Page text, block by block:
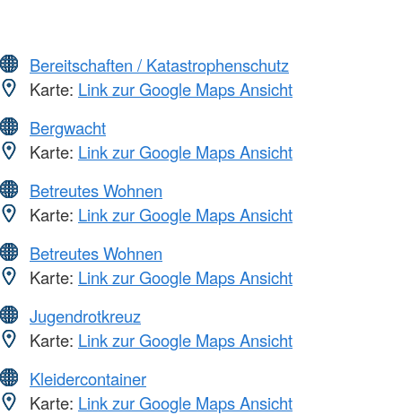
Bereitschaften / Katastrophenschutz
Karte: Link zur Google Maps Ansicht
Bergwacht
Karte: Link zur Google Maps Ansicht
Betreutes Wohnen
Karte: Link zur Google Maps Ansicht
Betreutes Wohnen
Karte: Link zur Google Maps Ansicht
Jugendrotkreuz
Karte: Link zur Google Maps Ansicht
Kleidercontainer
Karte: Link zur Google Maps Ansicht